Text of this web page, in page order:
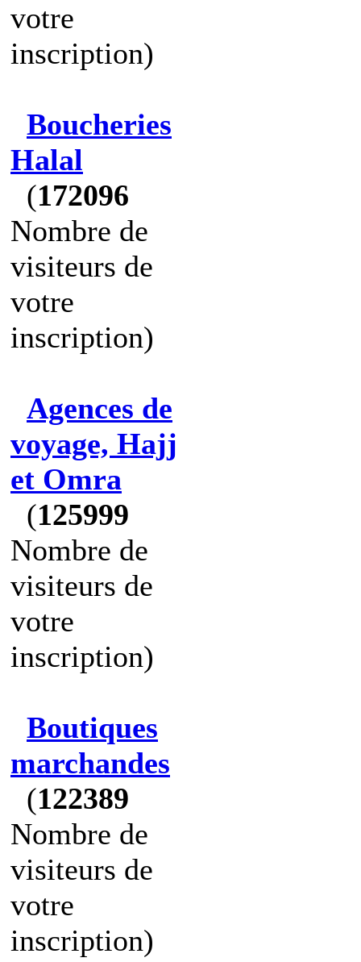
votre
inscription)
Boucheries
Halal
(172096
Nombre de
visiteurs de
votre
inscription)
Agences de
voyage, Hajj
et Omra
(125999
Nombre de
visiteurs de
votre
inscription)
Boutiques
marchandes
(122389
Nombre de
visiteurs de
votre
inscription)